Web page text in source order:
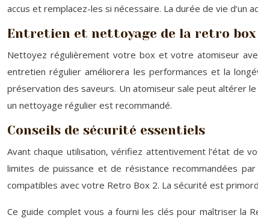
accus et remplacez-les si nécessaire. La durée de vie
Entretien et nettoyage de la retro box
Nettoyez régulièrement votre box et votre atomiseur
entretien régulier améliorera les performances et la
préservation des saveurs. Un atomiseur sale peut altérer
un nettoyage régulier est recommandé.
Conseils de sécurité essentiels
Avant chaque utilisation, vérifiez attentivement l’état de
limites de puissance et de résistance recommandées
compatibles avec votre Retro Box 2. La sécurité est
Ce guide complet vous a fourni les clés pour maîtriser la